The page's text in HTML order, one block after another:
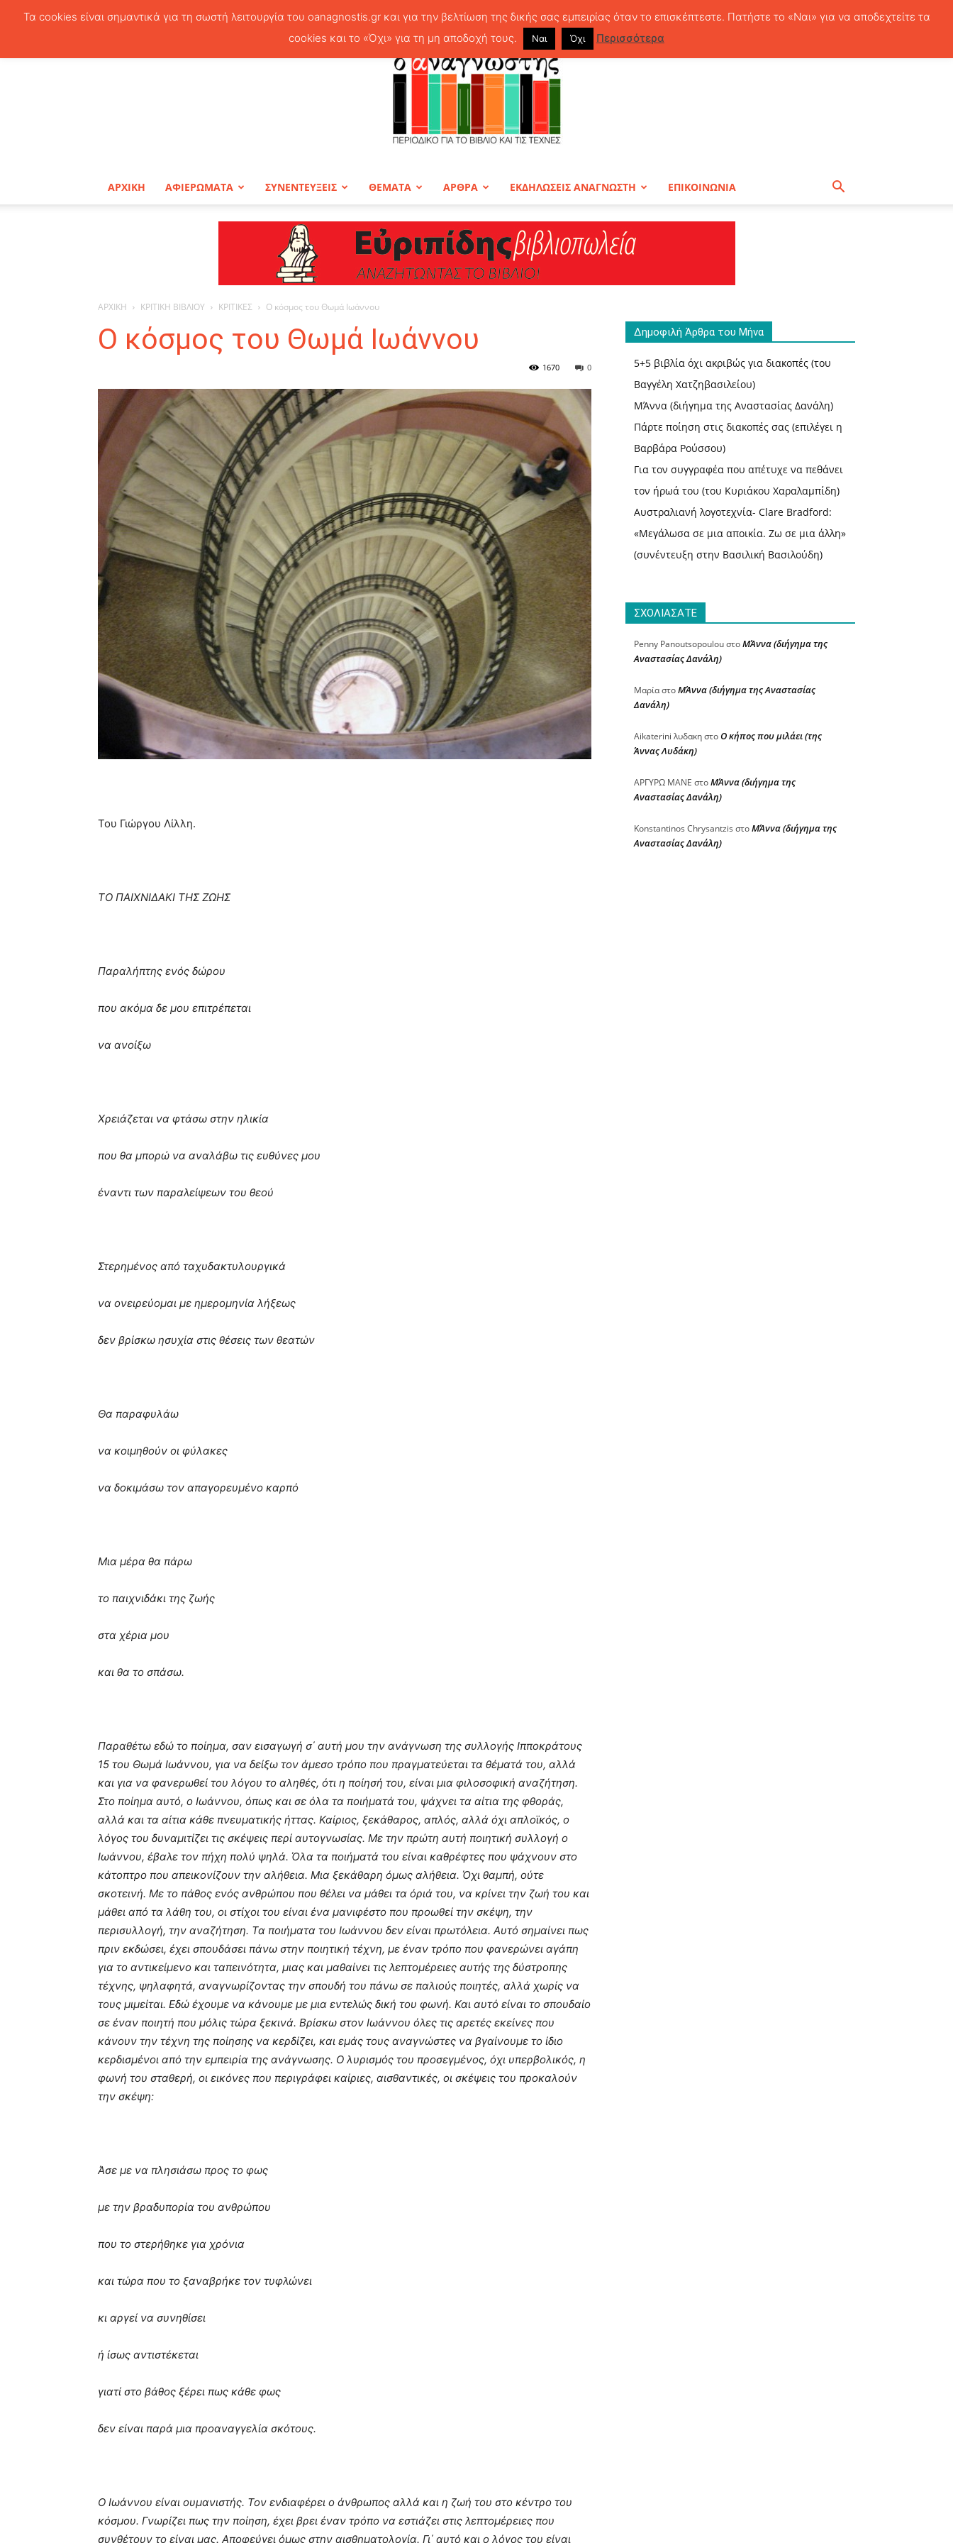
Παρασκευή, 7 Αυγούστου, 2026
ΑΝΑΓΝΩΣΤΗΣ
ΓΙΑ
ΤΟ
ΒΙΒΛΙΟ
ΑΡΧΙΚΗ ΑΦΙΕΡΩΜΑΤΑ ΣΥΝΕΝΤΕΥΞΕΙΣ ΘΕΜΑΤΑ ΑΡΘΡΑ ΕΚΔΗΛΩΣΕΙΣ ΑΝΑΓΝΩΣΤΗ ΕΠΙΚΟΙΝΩΝΙΑ
ΑΡΧΙΚΗ ΚΡΙΤΙΚΗ ΒΙΒΛΙΟΥ ΚΡΙΤΙΚΕΣ Ο κόσμος του Θωμά Ιωάννου
Ο κόσμος του Θωμά Ιωάννου
0
1670
Του Γιώργου Λίλλη.
ΤΟ ΠΑΙΧΝΙΔΑΚΙ ΤΗΣ ΖΩΗΣ
Παραλήπτης ενός δώρου
που ακόμα δε μου επιτρέπεται
να ανοίξω
Χρειάζεται να φτάσω στην ηλικία
που θα μπορώ να αναλάβω τις ευθύνες μου
έναντι των παραλείψεων του θεού
Στερημένος από ταχυδακτυλουργικά
να ονειρεύομαι με ημερομηνία λήξεως
δεν βρίσκω ησυχία στις θέσεις των θεατών
Θα παραφυλάω
να κοιμηθούν οι φύλακες
να δοκιμάσω τον απαγορευμένο καρπό
Μια μέρα θα πάρω
το παιχνιδάκι της ζωής
στα χέρια μου
και θα το σπάσω.
Παραθέτω εδώ το ποίημα, σαν εισαγωγή σ΄ αυτή μου την ανάγνωση της συλλογής Ιπποκράτους
15 του Θωμά Ιωάννου, για να δείξω τον άμεσο τρόπο που πραγματεύεται τα θέματά του, αλλά
και για να φανερωθεί του λόγου το αληθές, ότι η ποίησή του, είναι μια φιλοσοφική αναζήτηση.
Στο ποίημα αυτό, ο Ιωάννου, όπως και σε όλα τα ποιήματά του, ψάχνει τα αίτια της φθοράς,
αλλά και τα αίτια κάθε πνευματικής ήττας. Καίριος, ξεκάθαρος, απλός, αλλά όχι απλοϊκός, ο
λόγος του δυναμιτίζει τις σκέψεις περί αυτογνωσίας. Με την πρώτη αυτή ποιητική συλλογή ο
Ιωάννου, έβαλε τον πήχη πολύ ψηλά. Όλα τα ποιήματά του είναι καθρέφτες που ψάχνουν στο
κάτοπτρο που απεικονίζουν την αλήθεια. Μια ξεκάθαρη όμως αλήθεια. Όχι θαμπή, ούτε
σκοτεινή. Με το πάθος ενός ανθρώπου που θέλει να μάθει τα όριά του, να κρίνει την ζωή του και
μάθει από τα λάθη του, οι στίχοι του είναι ένα μανιφέστο που προωθεί την σκέψη, την
περισυλλογή, την αναζήτηση. Τα ποιήματα του Ιωάννου δεν είναι πρωτόλεια. Αυτό σημαίνει πως
πριν εκδώσει, έχει σπουδάσει πάνω στην ποιητική τέχνη, με έναν τρόπο που φανερώνει αγάπη
για το αντικείμενο και ταπεινότητα, μιας και μαθαίνει τις λεπτομέρειες αυτής της δύστροπης
τέχνης, ψηλαφητά, αναγνωρίζοντας την σπουδή του πάνω σε παλιούς ποιητές, αλλά χωρίς να
τους μιμείται. Εδώ έχουμε να κάνουμε με μια εντελώς δική του φωνή. Και αυτό είναι το σπουδαίο
σε έναν ποιητή που μόλις τώρα ξεκινά. Βρίσκω στον Ιωάννου όλες τις αρετές εκείνες που
κάνουν την τέχνη της ποίησης να κερδίζει, και εμάς τους αναγνώστες να βγαίνουμε το ίδιο
κερδισμένοι από την εμπειρία της ανάγνωσης. Ο λυρισμός του προσεγμένος, όχι υπερβολικός, η
φωνή του σταθερή, οι εικόνες που περιγράφει καίριες, αισθαντικές, οι σκέψεις του προκαλούν
την σκέψη:
Άσε με να πλησιάσω προς το φως
με την βραδυπορία του ανθρώπου
που το στερήθηκε για χρόνια
και τώρα που το ξαναβρήκε τον τυφλώνει
κι αργεί να συνηθίσει
ή ίσως αντιστέκεται
γιατί στο βάθος ξέρει πως κάθε φως
δεν είναι παρά μια προαναγγελία σκότους.
Ο Ιωάννου είναι ουμανιστής. Τον ενδιαφέρει ο άνθρωπος αλλά και η ζωή του στο κέντρο του
κόσμου. Γνωρίζει πως την ποίηση, έχει βρει έναν τρόπο να εστιάζει στις λεπτομέρειες που
συνθέτουν το είναι μας. Αποφεύγει όμως στην αισθηματολογία. Γι΄ αυτό και ο λόγος του είναι
Δημοφιλή Άρθρα του Μήνα
5+5 βιβλία όχι ακριβώς για διακοπές (του
Βαγγέλη Χατζηβασιλείου)
ΜΆννα (διήγημα της Αναστασίας Δανάλη)
Πάρτε ποίηση στις διακοπές σας (επιλέγει η
Βαρβάρα Ρούσσου)
Για τον συγγραφέα που απέτυχε να πεθάνει
τον ήρωά του (του Κυριάκου Χαραλαμπίδη)
Αυστραλιανή λογοτεχνία- Clare Bradford:
«Μεγάλωσα σε μια αποικία. Ζω σε μια άλλη»
(συνέντευξη στην Βασιλική Βασιλούδη)
ΣΧΟΛΙΑΣΑΤΕ
Penny PanoutsopoulouστοΜΆννα (διήγημα της
Αναστασίας Δανάλη)
ΜαρίαστοΜΆννα (διήγημα της Αναστασίας
Δανάλη)
Aikaterini λυδακηστοΟ κήπος που μιλάει (της
Άννας Λυδάκη)
ΑΡΓΥΡΩ ΜΑΝΕ στοΜΆννα (διήγημα της
Αναστασίας Δανάλη)
Konstantinos Chrysantzis στοΜΆννα (διήγημα της
Αναστασίας Δανάλη)
Τα cookies είναι σημαντικά για τη σωστή λειτουργία του oanagnostis.gr και για την βελτίωση της δικής σας εμπειρίας όταν το επισκέπτεστε. Πατήστε το «Ναι» για να αποδεχτείτε τα
cookies και το «Όχι» για τη μη αποδοχή τους.
Ναι Όχι Περισσότερα